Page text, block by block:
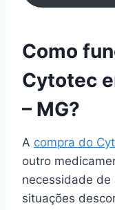
Como
Cytotec
– MG?
A compra do
outro
necessidade de
situações